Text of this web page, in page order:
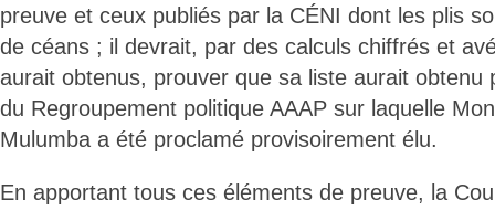
preuve et ceux publiés par la CÉNI dont les plis
de céans ; il devrait, par des calculs chiffrés et
aurait obtenus, prouver que sa liste aurait obtenu
du Regroupement politique AAAP sur laquelle
Mulumba a été proclamé provisoirement élu.
En apportant tous ces éléments de preuve, la